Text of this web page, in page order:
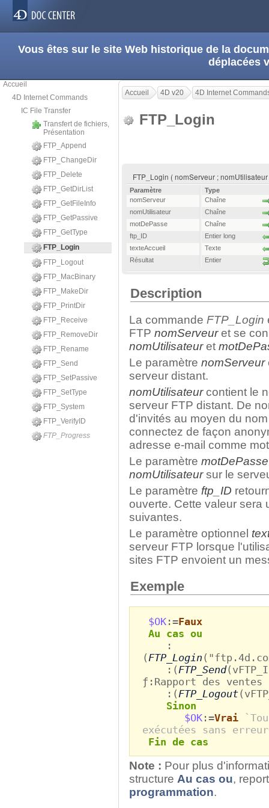
Vous êtes sur le site Web historique de la
déplacées
Accueil
4D Internet Commands
IC File Transfer
Transfert de fichiers,
Présentation
FTP_Append
FTP_ChangeDir
FTP_Delete
FTP_GetDirList
FTP_GetFileInfo
FTP_GetPassive
FTP_GetType
FTP_Login
FTP_Logout
FTP_MacBinary
FTP_MakeDir
FTP_PrintDir
FTP_Receive
FTP_RemoveDir
FTP_Rename
FTP_Send
FTP_SetPassive
FTP_SetType
FTP_System
FTP_VerifyID
FTP_Progress
Accueil 4D v20 4D Internet
FTP_Login
FTP_Login ( nomServeur ;
Paramètre
Type
nomServeur
Chaîne
nomUtilisateur
Chaîne
motDePasse
Chaîne
ftp_ID
Entier long
texteAccueil
Texte
Résultat
Entier
Description
La commande FTP_Login
FTP nomServeuret se
nomUtilisateuret
Le paramètre nomServeur
serveur distant.
nomUtilisateurcontient le
serveur FTP distant. De
d'invités au moyen du
connectez de façon
adresse e-mail comme
Le paramètre motDePasse
nomUtilisateursur le
Le paramètre ftp_ID
ouverte. Cette valeur sera
suivantes.
Le paramètre optionnel
serveur FTP lorsque
sites FTP envoient un
Exemple
$OK:=Faux
Au cas ou
:
( FTP_Login
:( FTP_Send
ƒ:Rapport des
:( FTP_Logout
Sinon
$OK:=Vrai
exécutées sans erreur
Fin de cas
Note : Pour plus
structure Au cas ou,
programmation.